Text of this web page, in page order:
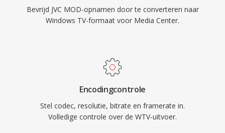
Bevrijd JVC MOD-opnamen door te converteren naar
Windows TV-formaat voor Media Center.
Encodingcontrole
Stel codec, resolutie, bitrate en framerate in.
Volledige controle over de WTV-uitvoer.